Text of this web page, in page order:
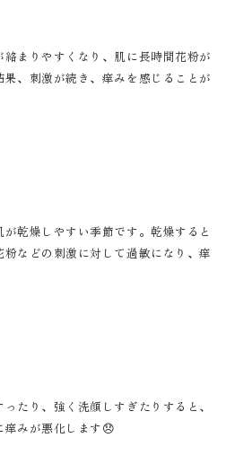
まりやすくなり、肌に長時間花粉が
、刺激が続き、痒みを感じることが
乾燥しやすい季節です。乾燥すると
などの刺激に対して過敏になり、痒
たり、強く洗顔しすぎたりすると、
痒みが悪化します😞